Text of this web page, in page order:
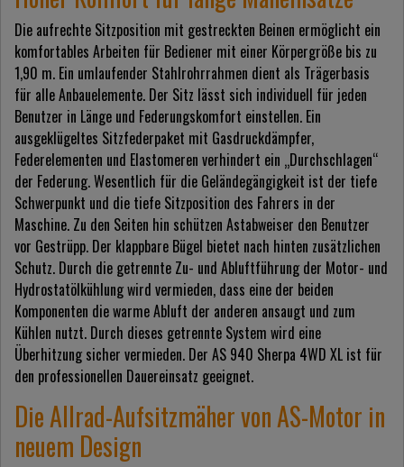
Die aufrechte Sitzposition mit gestreckten Beinen ermöglicht ein
komfortables Arbeiten für Bediener mit einer Körpergröße bis zu
1,90 m. Ein umlaufender Stahlrohrrahmen dient als Trägerbasis
für alle Anbauelemente. Der Sitz lässt sich individuell für jeden
Benutzer in Länge und Federungskomfort einstellen. Ein
ausgeklügeltes Sitzfederpaket mit Gasdruckdämpfer,
Federelementen und Elastomeren verhindert ein „Durchschlagen“
der Federung. Wesentlich für die Geländegängigkeit ist der tiefe
Schwerpunkt und die tiefe Sitzposition des Fahrers in der
Maschine. Zu den Seiten hin schützen Astabweiser den Benutzer
vor Gestrüpp. Der klappbare Bügel bietet nach hinten zusätzlichen
Schutz. Durch die getrennte Zu- und Abluftführung der Motor- und
Hydrostatölkühlung wird vermieden, dass eine der beiden
Komponenten die warme Abluft der anderen ansaugt und zum
Kühlen nutzt. Durch dieses getrennte System wird eine
Überhitzung sicher vermieden. Der AS 940 Sherpa 4WD XL ist für
den professionellen Dauereinsatz geeignet.
Die Allrad-Aufsitzmäher von AS-Motor in
neuem Design